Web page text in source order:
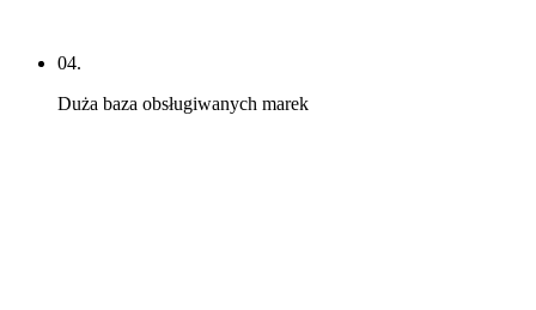
04.
Duża baza obsługiwanych marek